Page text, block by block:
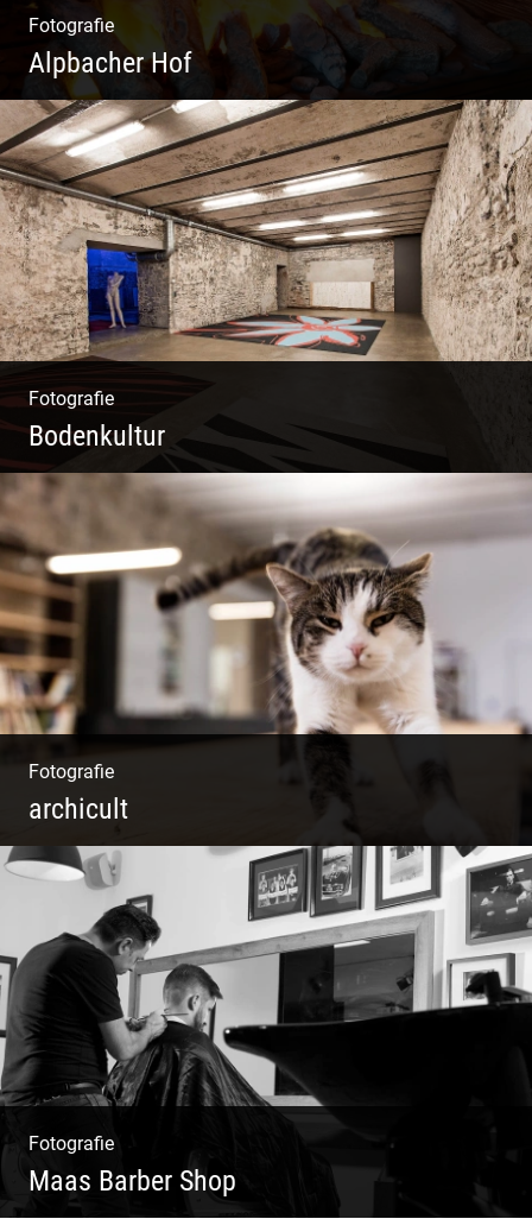
Fotografie
Alpbacher Hof
Liebevolles Design | Moderne Zimmer |
Luxuriöser Spa | Alpiner Stil
Fotografie
Bodenkultur
Boden & Raumausstattung | Imposantes
Gewölbe | Großzügige Räume | Vintage Stil
Fotografie
archicult
Lesen & Inspirieren | Messen & Verlegen |
Zeichnen & Malen | Planen & Bauen
Fotografie
Maas Barber Shop